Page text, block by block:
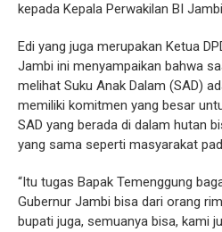
kepada Kepala Perwakilan BI
Edi yang juga merupakan Ketua
Jambi ini menyampaikan bahwa
melihat Suku Anak Dalam (SAD)
memiliki komitmen yang besar
SAD yang berada di dalam hutan
yang sama seperti masyarakat
“Itu tugas Bapak Temenggung
Gubernur Jambi bisa dari orang
bupati juga, semuanya bisa, kami